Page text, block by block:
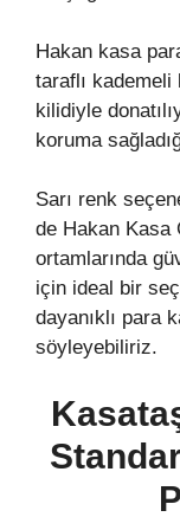
Hakan kasa
taraflı
kilidiyle
koruma
Sarı renk
de Hakan Kasa
ortamlarında
için ideal bir
dayanıklı para
söyleyebiliriz.